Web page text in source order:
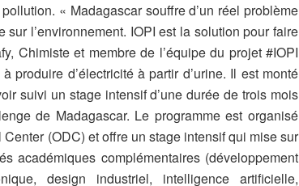
« Madagascar souffre d’un réel problème
sur l’environnement. IOPI est la solution pour faire
Chimiste et membre de l’équipe du projet #IOPI
produire d’électricité à partir d’urine. Il est monté
suivi un stage intensif d’une durée de trois mois
de Madagascar. Le programme est organisé
(ODC) et offre un stage intensif qui mise sur
académiques complémentaires (développement
design industriel, intelligence artificielle,